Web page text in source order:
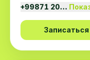
+99871 20…
Записаться